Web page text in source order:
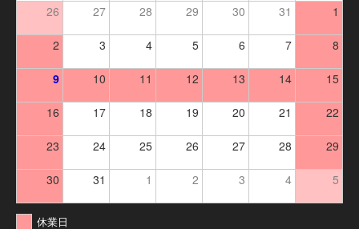
26 27 28 29 30 31 1
2 3 4 5 6 7 8
9 10 11 12 13 14 15
16 17 18 19 20 21 22
23 24 25 26 27 28 29
30 31 1 2 3 4 5
休業日